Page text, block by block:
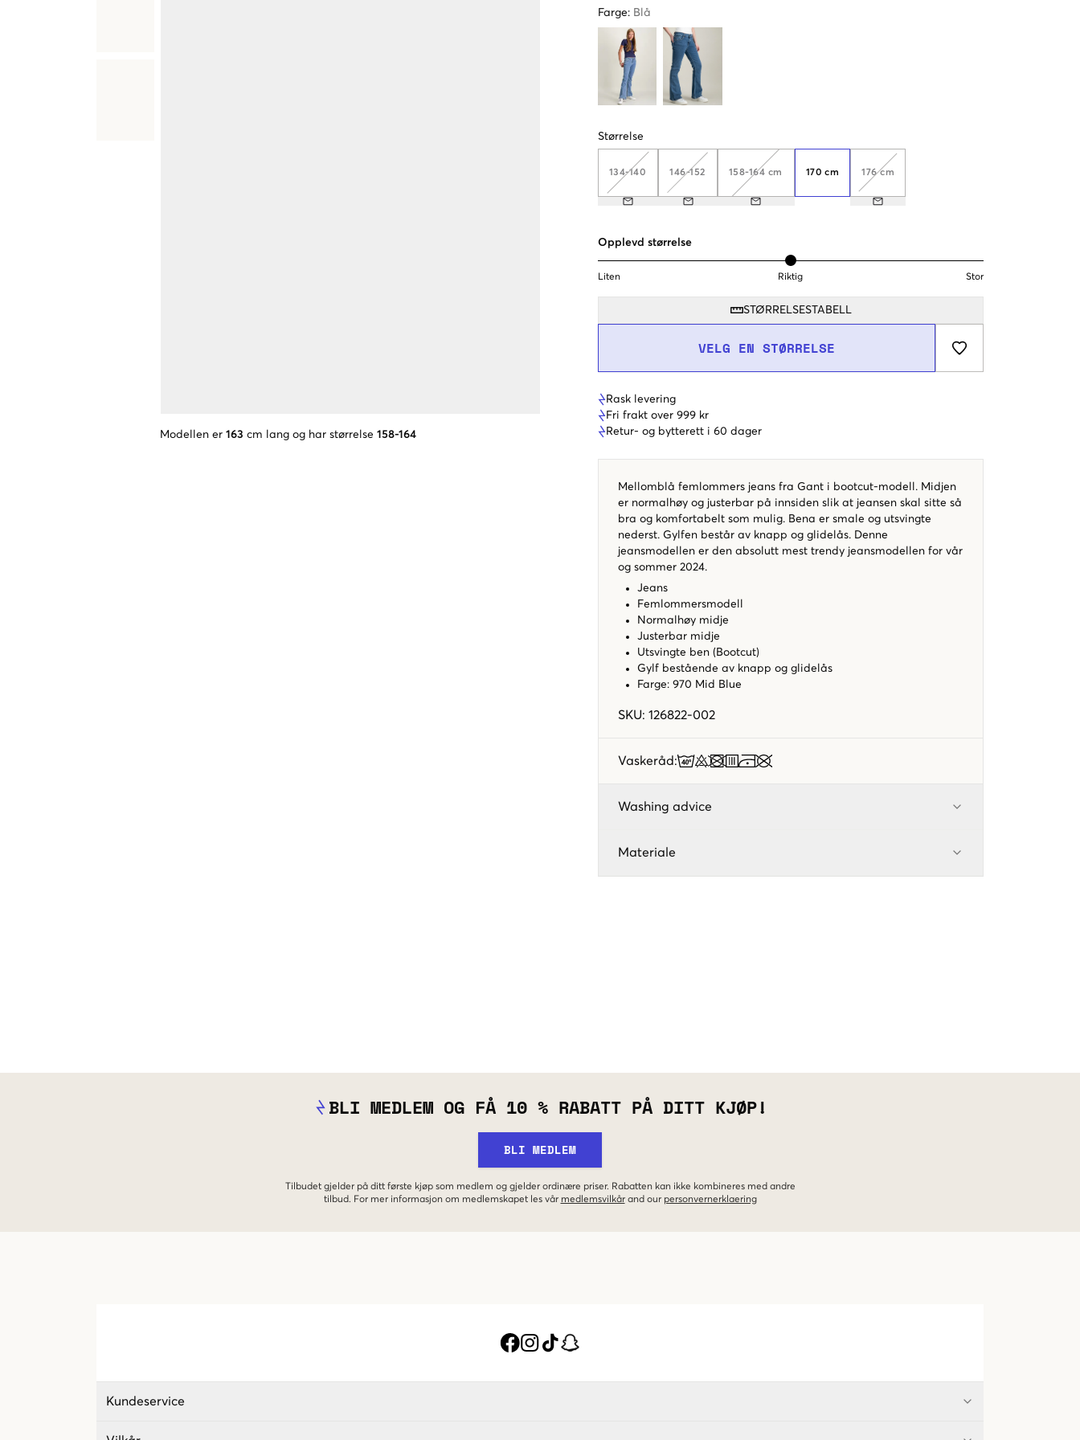
Modellen er 163 cm lang og har størrelse 158-164
Farge: Blå
Størrelse
134-140 146-152 158-164 cm 170 cm 176 cm
Opplevd størrelse
Liten Riktig Stor
STØRRELSESTABELL
VELG EN STØRRELSE
Rask levering
Fri frakt over 999 kr
Retur- og bytterett i 60 dager
Mellomblå femlommers jeans fra Gant i bootcut-modell. Midjen
er normalhøy og justerbar på innsiden slik at jeansen skal sitte så
bra og komfortabelt som mulig. Bena er smale og utsvingte
nederst. Gylfen består av knapp og glidelås. Denne
jeansmodellen er den absolutt mest trendy jeansmodellen for vår
og sommer 2024.
Jeans
Femlommersmodell
Normalhøy midje
Justerbar midje
Utsvingte ben (Bootcut)
Gylf bestående av knapp og glidelås
Farge: 970 Mid Blue
SKU: 126822-002
Vaskeråd:
Washing advice
Materiale
BLI MEDLEM OG FÅ 10 % RABATT PÅ DITT KJØP!
BLI MEDLEM
Tilbudet gjelder på ditt første kjøp som medlem og gjelder ordinære priser. Rabatten kan ikke kombineres med andre
tilbud. For mer informasjon om medlemskapet les vår medlemsvilkår and our personvernerklaering
Kundeservice